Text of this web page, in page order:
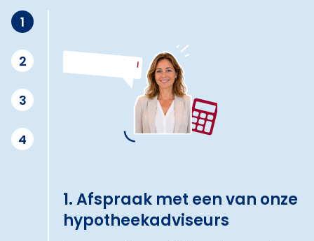
1
2
3
4
1. Afspraak met een van onze
hypotheekadviseurs